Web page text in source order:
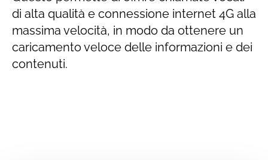
di alta qualità e connessione internet 4G alla
massima velocità, in modo da ottenere un
caricamento veloce delle informazioni e dei
contenuti.